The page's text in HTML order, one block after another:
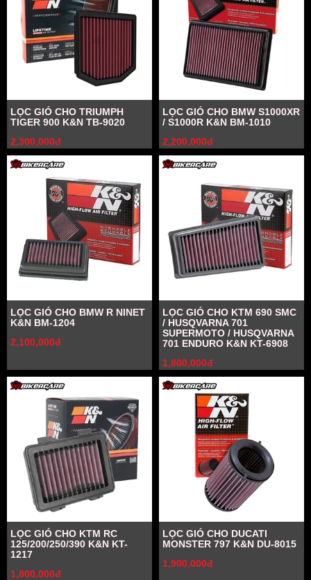
LỌC GIÓ CHO TRIUMPH
TIGER 900 K&N TB-9020
2,300,000đ
LỌC GIÓ CHO BMW S1000XR
/ S1000R K&N BM-1010
2,200,000đ
LỌC GIÓ CHO BMW R NINET
K&N BM-1204
2,100,000đ
LỌC GIÓ CHO KTM 690 SMC
/ HUSQVARNA 701
SUPERMOTO / HUSQVARNA
701 ENDURO K&N KT-6908
1,800,000đ
LỌC GIÓ CHO KTM RC
125/200/250/390 K&N KT-
1217
1,800,000đ
LỌC GIÓ CHO DUCATI
MONSTER 797 K&N DU-8015
1,900,000đ